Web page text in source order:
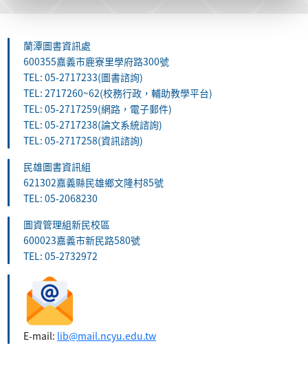
蘭潭圖書資訊處
600355嘉義市鹿寮里學府路300號
TEL: 05-2717233(圖書諮詢)
TEL: 2717260~62(校務行政，輔助教學平台)
TEL: 05-2717259(網路，電子郵件)
TEL: 05-2717238(論文系統諮詢)
TEL: 05-2717258(資訊諮詢)
民雄圖書資訊組
621302嘉義縣民雄鄉文隆村85號
TEL: 05-2068230
圖資管理組新民校區
600023嘉義市新民路580號
TEL: 05-2732972
E-mail: lib@mail.ncyu.edu.tw